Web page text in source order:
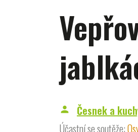
person
Česnek a
Účastní se soutěže: